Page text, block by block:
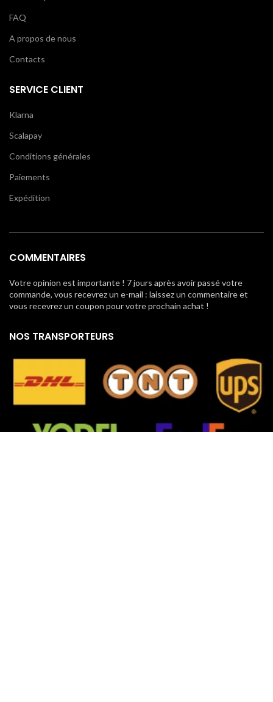
FAQ
A propos de nous
Contacts
SERVICE CLIENT
Klarna
Scalapay
Conditions générales
Paiements
Expédition
COMMENTAIRES
Votre opinion est importante ! 7 jours après avoir passé votre
commande, vous recevrez un e-mail : laissez un commentaire et
vous recevrez un coupon pour votre prochain achat !
NOS TRANSPORTEURS